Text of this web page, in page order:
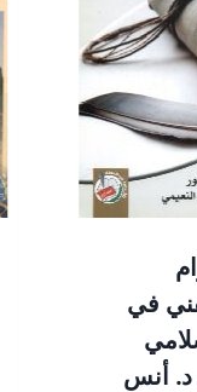
في
د. أنس